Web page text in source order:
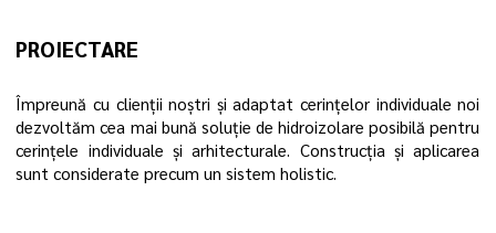
PROIECTARE
Împreună cu clienții noștri și adaptat cerințelor individuale noi
dezvoltăm cea mai bună soluție de hidroizolare posibilă pentru
cerințele individuale și arhitecturale. Construcția și aplicarea
sunt considerate precum un sistem holistic.